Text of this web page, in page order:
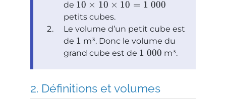
de 10 × 10 × 10 = 1 000
petits cubes.
Le volume d’un petit cube est
de 1 m³. Donc le volume du
grand cube est de 1 000 m³.
Définitions et volumes